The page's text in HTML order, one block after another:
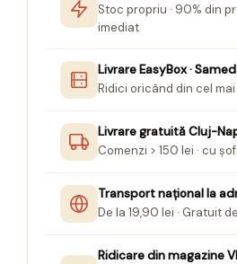
Stoc propriu · 90% din
imediat
Livrare EasyBox ·
Ridici oricând din cel
Livrare gratuită Cluj-
Comenzi > 150 lei · cu
Transport național la
De la 19,90 lei · Gratuit
Ridicare din magazine